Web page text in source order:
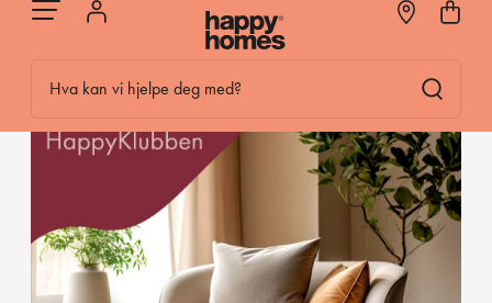
Hva kan vi hjelpe deg med?
Forsiden HappyKlubben